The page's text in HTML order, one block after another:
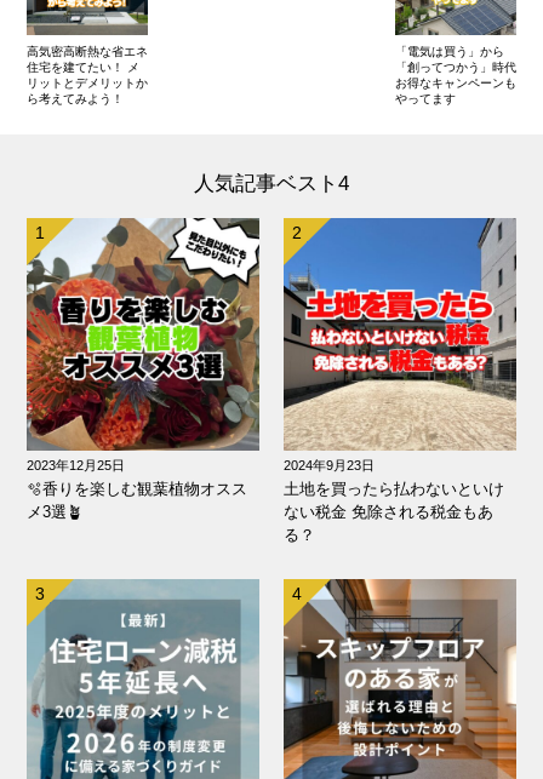
高気密高断熱な省エネ
住宅を建てたい！ メ
リットとデメリットか
ら考えてみよう！
「電気は買う」から
「創ってつかう」時代
お得なキャンペーンも
やってます
人気記事ベスト4
2023年12月25日
🫧香りを楽しむ観葉植物オスス
メ3選🪴
2024年9月23日
土地を買ったら払わないといけ
ない税金 免除される税金もあ
る？